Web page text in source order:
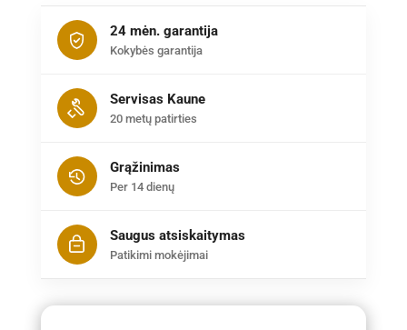
24 mėn. garantija
Kokybės garantija
Servisas Kaune
20 metų patirties
Grąžinimas
Per 14 dienų
Saugus atsiskaitymas
Patikimi mokėjimai